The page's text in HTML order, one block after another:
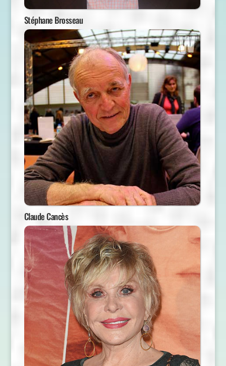
Stéphane Brosseau
Claude Cancès